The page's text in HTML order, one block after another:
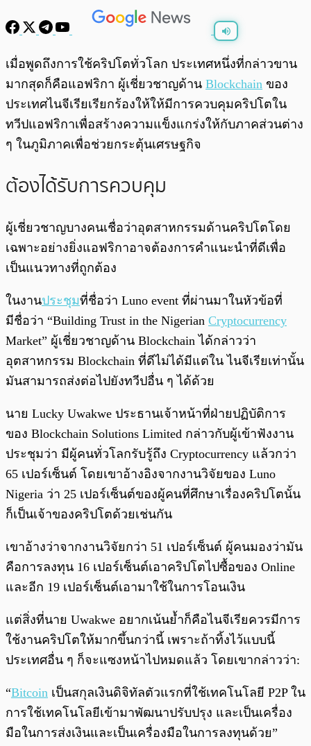
พร้อมเล่น 0:00 /
เมื่อพูดถึงการใช้คริปโตทั่วโลก ประเทศหนึ่งที่กล่าวขาน
มากสุดก็คือแอฟริกา ผู้เชี่ยวชาญด้าน Blockchain ของ
ประเทศไนจีเรียเรียกร้องให้ให้มีการควบคุมคริปโตใน
ทวีปแอฟริกาเพื่อสร้างความแข็งแกร่งให้กับภาคส่วนต่าง
ๆ ในภูมิภาคเพื่อช่วยกระตุ้นเศรษฐกิจ
ต้องได้รับการควบคุม
ผู้เชี่ยวชาญบางคนเชื่อว่าอุตสาหกรรมด้านคริปโตโดย
เฉพาะอย่างยิ่งแอฟริกาอาจต้องการคำแนะนำที่ดีเพื่อ
เป็นแนวทางที่ถูกต้อง
ในงานประชุมที่ชื่อว่า Luno event ที่ผ่านมาในหัวข้อที่
มีชื่อว่า “Building Trust in the Nigerian Cryptocurrency
Market” ผู้เชี่ยวชาญด้าน Blockchain ได้กล่าวว่า
อุตสาหกรรม Blockchain ที่ดีไม่ได้มีแต่ใน ไนจีเรียเท่านั้น
มันสามารถส่งต่อไปยังทวีปอื่น ๆ ได้ด้วย
นาย Lucky Uwakwe ประธานเจ้าหน้าที่ฝ่ายปฏิบัติการ
ของ Blockchain Solutions Limited กล่าวกับผู้เข้าฟังงาน
ประชุมว่า มีผู้คนทั่วโลกรับรู้ถึง Cryptocurrency แล้วกว่า
65 เปอร์เซ็นต์ โดยเขาอ้างอิงจากงานวิจัยของ Luno
Nigeria ว่า 25 เปอร์เซ็นต์ของผู้คนที่ศึกษาเรื่องคริปโตนั้น
ก็เป็นเจ้าของคริปโตด้วยเช่นกัน
เขาอ้างว่าจากงานวิจัยกว่า 51 เปอร์เซ็นต์ ผู้คนมองว่ามัน
คือการลงทุน 16 เปอร์เซ็นต์เอาคริปโตไปซื้อของ Online
และอีก 19 เปอร์เซ็นต์เอามาใช้ในการโอนเงิน
แต่สิ่งที่นาย Uwakwe อยากเน้นย้ำก็คือไนจีเรียควรมีการ
ใช้งานคริปโตให้มากขึ้นกว่านี้ เพราะถ้าทิ้งไว้แบบนี้
ประเทศอื่น ๆ ก็จะแซงหน้าไปหมดแล้ว โดยเขากล่าวว่า:
“Bitcoin เป็นสกุลเงินดิจิทัลตัวแรกที่ใช้เทคโนโลยี P2P ใน
การใช้เทคโนโลยีเข้ามาพัฒนาปรับปรุง และเป็นเครื่อง
มือในการส่งเงินและเป็นเครื่องมือในการลงทุนด้วย”